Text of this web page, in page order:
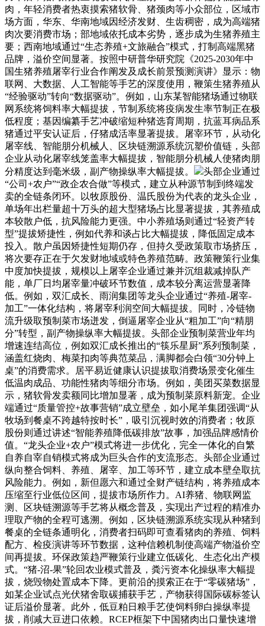
肉，年轻消费者热衷摸索猪软骨、猪颈肉等小众部位，区域市
场方面，华东、华南地域因经济发财、生齿稠密，成为高端猪
肉次要消费市场；部地域依托成本劣势，逐步成为生猪养殖主
要；西南地域通过“生态养殖+文旅融合”模式，打制高端黑猪
品牌，溢价空间显著。按照中研普华研究院《2025-2030年中
国生猪养殖屠宰行业合作阐发及成长前景预测演讲》显示：物
联网、大数据、人工智能等手艺的深度使用，鞭策生猪养殖从
“经验驱动”转向“数据驱动”。例如，山东某智能猪场通过物联
网系统将饲料率大幅提拔，节制系统将疫病发生率节制正在极
低程度；基因编纂手艺冲破缩短种猪选育周期，抗蓝耳病品系
猪通过平安认证后，仔猪成活率显著提拔。屠宰环节，从动化
屠宰线、智能朋分机械人、区块链溯源系统沉塑价值链，头部
企业从动化屠宰线笼盖率大幅提拔，智能朋分机械人使猪肉朋
分精度达到毫米级，副产物操纵率大幅提拔。
头部企业通过
“公司+农户”“政企农合做”等模式，建立从种源节制到终端发
卖的全链条闭环。以牧原股份、温氏股份为代表的龙头企业，
单场年出栏量超十万头的超大型猪场占比显著提拔，其养殖成
本较散户低，抗风险能力更强。中小养殖场则通过“轻资产转
型”提拔矫捷性，例如代养和谈占比大幅提拔，降低固定成本
投入。散户虽因矫捷性短期仍存，但持久受政策取市场挤压，
将次要存正在于欠发财地域或特色养殖范畴。政策鞭策行业集
中度加快提拔，规模以上屠宰企业通过兼并沉组裁减掉队产
能，单厂日均屠宰量冲破环节数值，成本较分离运营显著降
低。例如，双汇成长、雨润集团等龙头企业通过“养殖-屠宰-
加工”一体化结构，将屠宰利润空间大幅提拔。同时，冷链物
流升级取预制菜市场迸发，倒逼屠宰企业从“粗加工”向“精朋
分”转型，副产物操纵率大幅提拔。头部企业预制菜营业年均
增速连结高位，例如双汇成长推出的“筷乐星厨”系列预制菜，
涵盖红烧肉、梅菜扣肉等典范菜品，满脚都会白领“30分钟上
桌”的消费需求。居平易近健康认识提拔取消费场景变化催生
低温肉成品、功能性猪肉等细分市场。例如，美团买菜数据显
示，猪软骨发卖额同比增加显著，成为预制菜原料新宠。企业
端通过“质量管控+故事营销”成立壁垒，如小尾羊集团强调“从
牧场到餐桌不跨越特按时长”，吸引沉视时效的消费者；牧原
股份则通过讲述“智能养殖降低碳排放”故事，加强品牌感情价
值。“龙头企业+农户”模式将进一步优化，完全一体化的自繁
自养自宰自销模式将成为巨头合作的支流形态。头部企业通过
纵向整合饲料、养殖、屠宰、加工等环节，建立成本壁垒取抗
风险能力。例如，新但愿六和通过全财产链结构，将养殖成本
压缩至行业低位区间，提拔市场所作力。AI养猪、物联网监
测、区块链溯源等手艺将从概念普及，实现出产过程的精准办
理取产物的全程可逃溯。例如，区块链溯源系统实现从种猪到
餐桌的全链条通明化，消费者扫码即可查看猪肉的养殖、饲料
配方、检疫演讲等环节数据，这种信赖机制使高端产物溢价空
间再提拔。环保政策趋严鞭策行业建立低碳化、生态化出产模
式。“猪-沼-果”轮回农业模式普及，粪污资本化操纵率大幅提
拔，烧毁物处置成本下降。更前沿的摸索正在于“零碳猪场”，
如某企业试点光伏猪舍取碳捕获手艺，产物获得国际碳标签认
证后溢价显著。此外，低豆粕日粮手艺使饲料卵白操纵率提
拔，削减大豆进口依赖。RCEP框架下中国猪肉出口量快速增